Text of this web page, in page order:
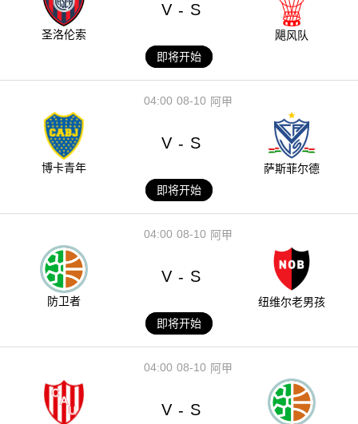
圣洛伦索
V - S
飓风队
即将开始
08-10
04:00 阿甲
博卡青年
V - S
萨斯菲尔德
即将开始
08-10
04:00 阿甲
防卫者
V - S
纽维尔老男孩
即将开始
08-10
04:00 阿甲
V - S